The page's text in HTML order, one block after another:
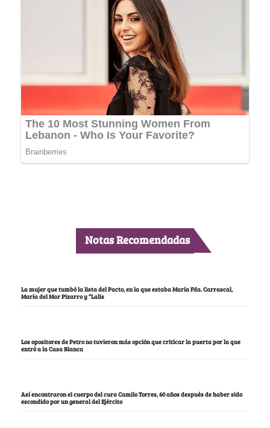
Notas Recomendadas
La mujer que tumbó la lista del Pacto, en la que estaba María Fda. Carrascal,
María del Mar Pizarro y “Lalis
Los opositores de Petro no tuvieron más opción que criticar la puerta por la que
entró a la Casa Blanca
Así encontraron el cuerpo del cura Camilo Torres, 60 años después de haber sido
escondido por un general del Ejército